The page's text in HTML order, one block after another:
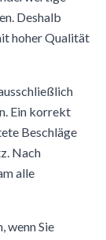
Deshalb
hoher Qualität
Ein korrekt
Beschläge
Nach
alle
wenn Sie